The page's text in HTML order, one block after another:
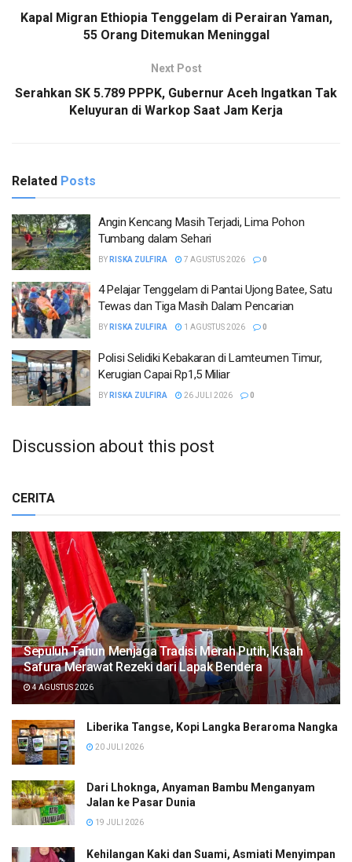
Kapal Migran Ethiopia Tenggelam di Perairan Yaman,
55 Orang Ditemukan Meninggal
Next Post
Serahkan SK 5.789 PPPK, Gubernur Aceh Ingatkan Tak
Keluyuran di Warkop Saat Jam Kerja
Related Posts
Angin Kencang Masih Terjadi, Lima Pohon
Tumbang dalam Sehari
BY RISKA ZULFIRA 7 AGUSTUS 2026 0
4 Pelajar Tenggelam di Pantai Ujong Batee, Satu
Tewas dan Tiga Masih Dalam Pencarian
BY RISKA ZULFIRA 1 AGUSTUS 2026 0
Polisi Selidiki Kebakaran di Lamteumen Timur,
Kerugian Capai Rp1,5 Miliar
BY RISKA ZULFIRA 26 JULI 2026 0
Discussion about this post
CERITA
Sepuluh Tahun Menjaga Tradisi Merah Putih, Kisah
Safura Merawat Rezeki dari Lapak Bendera
4 AGUSTUS 2026
Liberika Tangse, Kopi Langka Beraroma Nangka
20 JULI 2026
Dari Lhoknga, Anyaman Bambu Menganyam
Jalan ke Pasar Dunia
19 JULI 2026
Kehilangan Kaki dan Suami, Asmiati Menyimpan